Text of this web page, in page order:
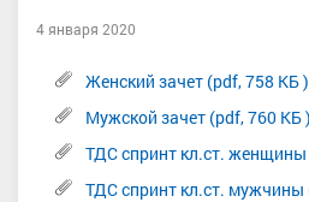
4 января 2020
Женский зачет (pdf, 758 КБ )
Мужской зачет (pdf, 760 КБ )
ТДС спринт кл.ст. женщины
ТДС спринт кл.ст. мужчины